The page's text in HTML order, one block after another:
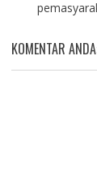
KOMENTAR